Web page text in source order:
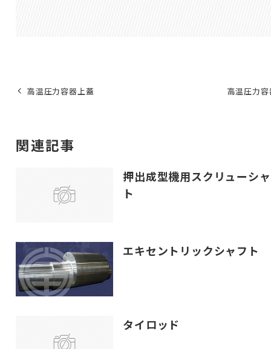
高温圧力容器上蓋 高温圧力
関連記事
押出成型機用スクリューシ
ト
エキセントリックシャフト
タイロッド